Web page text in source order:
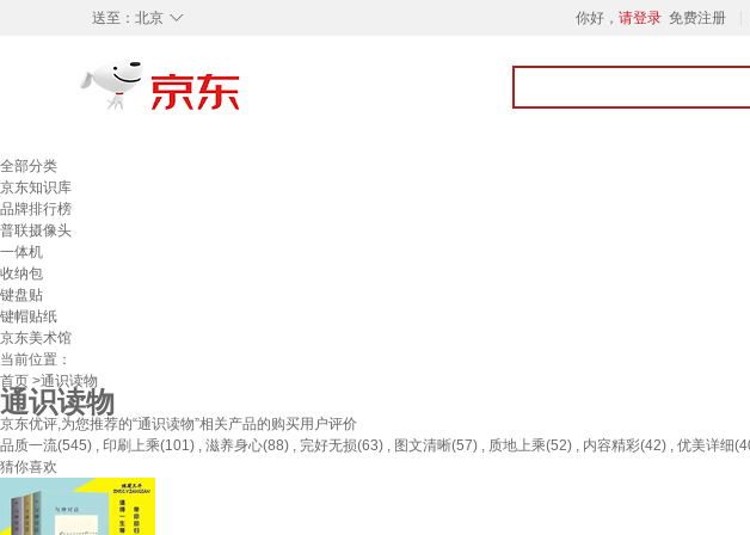
◇
送至： 北京 你好， 请登录 免费注册
全部分类
京东知识库
品牌排行榜
普联摄像头
一体机
收纳包
键盘贴
键帽贴纸
京东美术馆
当前位置：
首页 >通识读物
通识读物
京东优评,为您推荐的“通识读物”相关产品的购买用户评价
品质一流(545) , 印刷上乘(101) , 滋养身心(88) , 完好无损(63) , 图文清晰(57) , 质地上乘(52) , 内容精彩(42) , 优美详细
猜你喜欢